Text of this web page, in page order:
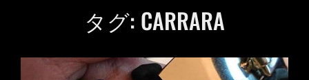
タグ: CARRARA